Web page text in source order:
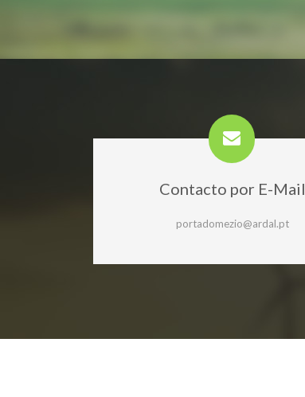
Contacto por E-Mail
portadomezio@ardal.pt